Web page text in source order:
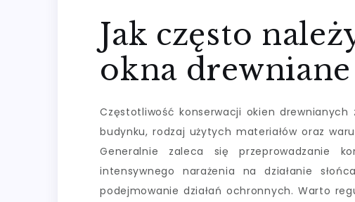
Jak często
okna
Częstotliwość konserwacji okien
budynku, rodzaj użytych materiałów oraz
Generalnie zaleca się przeprowadzanie
intensywnego narażenia na działanie
podejmowanie działań ochronnych. Warto